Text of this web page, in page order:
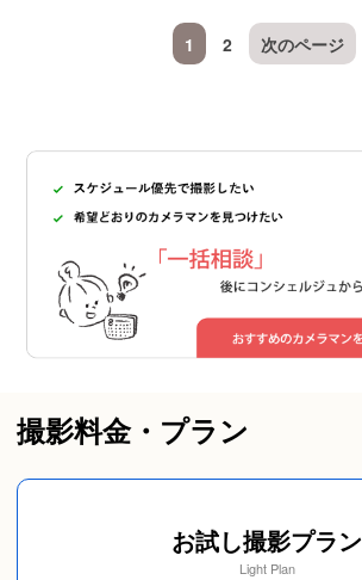
1 2 次のページ
撮影料金・プラン
お試し撮影プラン
Light Plan